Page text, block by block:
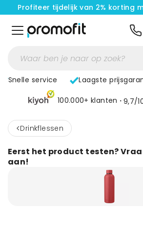
Profiteer tijdelijk van 2% korting
Snelle service Laagste
100.000+ klanten 9,7/
< Drinkflessen
Eerst het product testen?
aan!